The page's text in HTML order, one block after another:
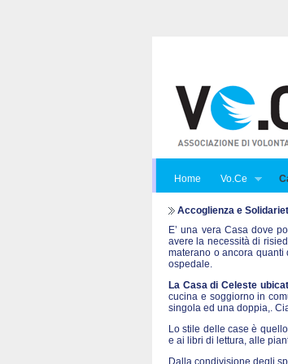
Home Vo.Ce
Accoglienza e
E’ una vera Casa dove
avere la necessità di
materano o ancora
ospedale.
La Casa di Celeste
cucina e soggiorno in
singola ed una doppia,.
Lo stile delle case è
e ai libri di lettura, alle
Dalla condivisione degli